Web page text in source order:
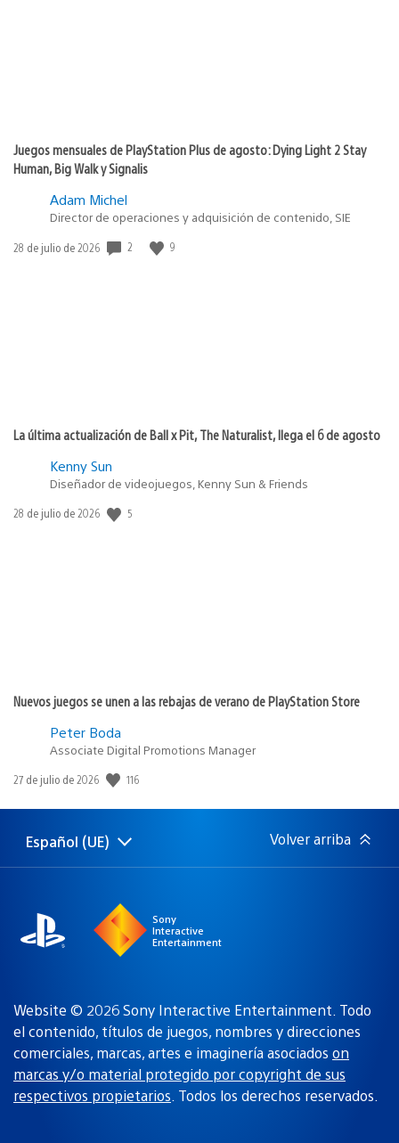
Juegos mensuales de PlayStation Plus de agosto: Dying Light 2 Stay
Human, Big Walk y Signalis
Adam Michel
Director de operaciones y adquisición de contenido, SIE
Fecha
28 de julio de 2026 2 9
La última actualización de Ball x Pit, The Naturalist, llega el 6 de agosto
Kenny Sun
Diseñador de videojuegos, Kenny Sun & Friends
Fecha
28 de julio de 2026 5
Nuevos juegos se unen a las rebajas de verano de PlayStation Store
Peter Boda
Associate Digital Promotions Manager
Fecha
publicación:
27 de julio de 2026 116
Selecciona
una
Región
actual:
Español (UE) Volver arriba
Sony
Interactive
Entertainment
Website © 2026 Sony Interactive Entertainment. Todo
el contenido, títulos de juegos, nombres y direcciones
comerciales, marcas, artes e imaginería asociados on
marcas y/o material protegido por copyright de sus
respectivos propietarios. Todos los derechos reservados.